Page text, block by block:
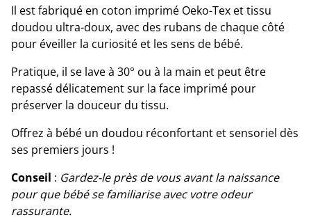
Il est fabriqué en coton imprimé Oeko-Tex et tissu
doudou ultra-doux, avec des rubans de chaque côté
pour éveiller la curiosité et les sens de bébé.
Pratique, il se lave à 30° ou à la main et peut être
repassé délicatement sur la face imprimé pour
préserver la douceur du tissu.
Offrez à bébé un doudou réconfortant et sensoriel dès
ses premiers jours !
Conseil : Gardez-le près de vous avant la naissance
pour que bébé se familiarise avec votre odeur
rassurante.